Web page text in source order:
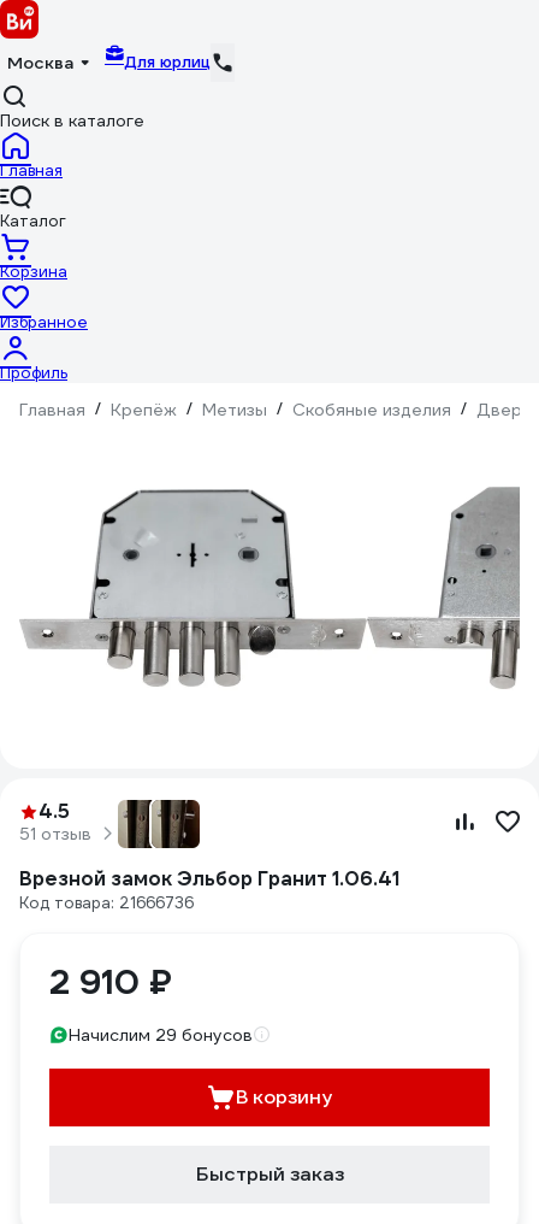
Москва Для юрлиц
Поиск в каталоге
Главная
Каталог
Корзина
Избранное
Профиль
Главная / Крепёж / Метизы / Скобяные изделия /
4.5
51 отзыв
Врезной замок Эльбор Гранит 1.06.41
Код товара: 21666736
2 910 ₽
Начислим 29 бонусов
В корзину
Быстрый заказ